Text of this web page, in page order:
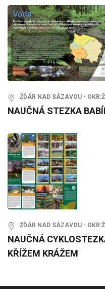
ŽĎÁR NAD SÁZAVOU -
NAUČNÁ STEZKA
ŽĎÁR NAD SÁZAVOU -
NAUČNÁ
KŘÍŽEM KRÁŽEM